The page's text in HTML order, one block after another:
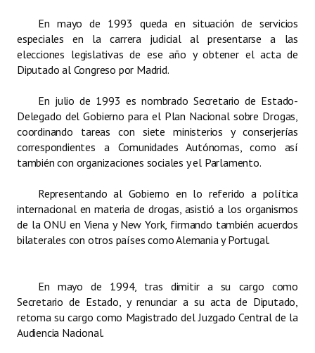
Ciudadano Ilustre - Registro
Banca del Vecino - Registro
Antiguos Pobladores - Registro
Reconocimientos - Registro
Entrega de distinciones
REFORMA DE LA CARTA ORGÁNICA
En mayo de 1993 queda en situación de servicios
especiales en la carrera judicial al presentarse a las
elecciones legislativas de ese año y obtener el acta de
Diputado al Congreso por Madrid.
En julio de 1993 es nombrado Secretario de Estado-
Delegado del Gobierno para el Plan Nacional sobre Drogas,
coordinando tareas con siete ministerios y conserjerías
correspondientes a Comunidades Autónomas, como así
también con organizaciones sociales y el Parlamento.
Representando al Gobierno en lo referido a política
internacional en materia de drogas, asistió a los organismos
de la ONU en Viena y New York, firmando también acuerdos
bilaterales con otros países como Alemania y Portugal.
En mayo de 1994, tras dimitir a su cargo como
Secretario de Estado, y renunciar a su acta de Diputado,
retoma su cargo como Magistrado del Juzgado Central de la
Audiencia Nacional.